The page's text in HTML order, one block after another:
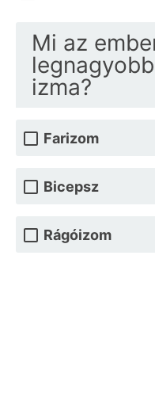
Mi az
izma?
Farizom
Bicepsz
Rágóizom